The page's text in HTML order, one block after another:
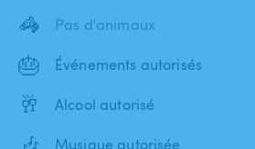
🦓 Pas d'animaux
🎂 Événements autorisés
🥂 Alcool autorisé
Musique autorisée